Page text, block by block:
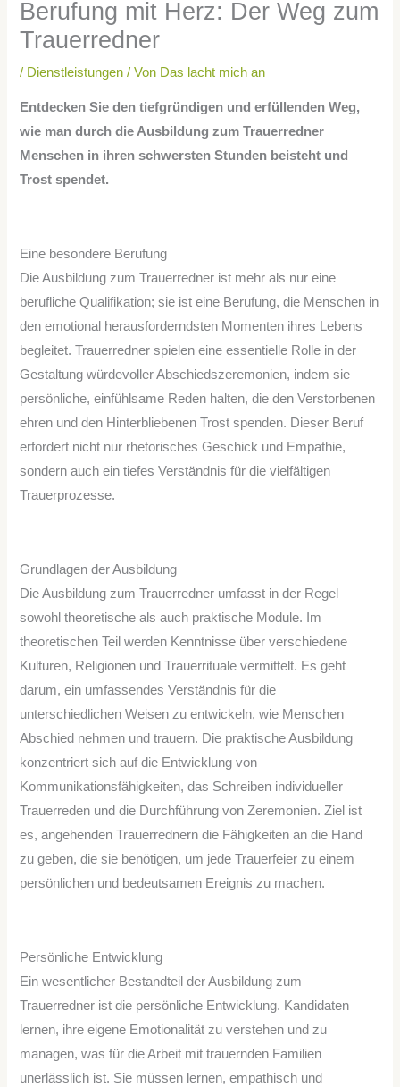
Berufung mit Herz: Der Weg zum
Trauerredner
/ Dienstleistungen / Von Das lacht mich an
Entdecken Sie den tiefgründigen und erfüllenden Weg,
wie man durch die Ausbildung zum Trauerredner
Menschen in ihren schwersten Stunden beisteht und
Trost spendet.
Eine besondere Berufung
Die Ausbildung zum Trauerredner ist mehr als nur eine
berufliche Qualifikation; sie ist eine Berufung, die Menschen in
den emotional herausforderndsten Momenten ihres Lebens
begleitet. Trauerredner spielen eine essentielle Rolle in der
Gestaltung würdevoller Abschiedszeremonien, indem sie
persönliche, einfühlsame Reden halten, die den Verstorbenen
ehren und den Hinterbliebenen Trost spenden. Dieser Beruf
erfordert nicht nur rhetorisches Geschick und Empathie,
sondern auch ein tiefes Verständnis für die vielfältigen
Trauerprozesse.
Grundlagen der Ausbildung
Die Ausbildung zum Trauerredner umfasst in der Regel
sowohl theoretische als auch praktische Module. Im
theoretischen Teil werden Kenntnisse über verschiedene
Kulturen, Religionen und Trauerrituale vermittelt. Es geht
darum, ein umfassendes Verständnis für die
unterschiedlichen Weisen zu entwickeln, wie Menschen
Abschied nehmen und trauern. Die praktische Ausbildung
konzentriert sich auf die Entwicklung von
Kommunikationsfähigkeiten, das Schreiben individueller
Trauerreden und die Durchführung von Zeremonien. Ziel ist
es, angehenden Trauerrednern die Fähigkeiten an die Hand
zu geben, die sie benötigen, um jede Trauerfeier zu einem
persönlichen und bedeutsamen Ereignis zu machen.
Persönliche Entwicklung
Ein wesentlicher Bestandteil der Ausbildung zum
Trauerredner ist die persönliche Entwicklung. Kandidaten
lernen, ihre eigene Emotionalität zu verstehen und zu
managen, was für die Arbeit mit trauernden Familien
unerlässlich ist. Sie müssen lernen, empathisch und